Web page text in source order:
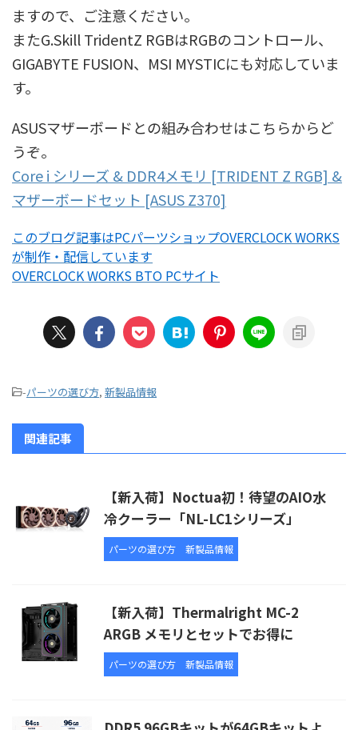
ますので、ご注意ください。
またG.Skill TridentZ RGBはRGBのコントロール、
GIGABYTE FUSION、MSI MYSTICにも対応していま
す。
ASUSマザーボードとの組み合わせはこちらからど
うぞ。
Core i シリーズ & DDR4メモリ [TRIDENT Z RGB] &
マザーボードセット [ASUS Z370]
このブログ記事はPCパーツショップOVERCLOCK WORKS
が制作・配信しています
OVERCLOCK WORKS BTO PCサイト
-パーツの選び方, 新製品情報
関連記事
【新入荷】Noctua初！待望のAIO水
冷クーラー「NL-LC1シリーズ」
パーツの選び方 新製品情報
【新入荷】Thermalright MC-2
ARGB メモリとセットでお得に
パーツの選び方 新製品情報